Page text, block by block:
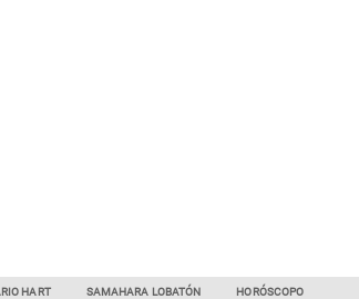
HART SAMAHARA LOBATÓN HORÓSCOPO